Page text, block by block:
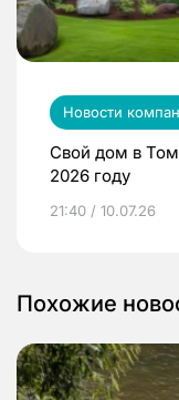
Новости
Свой дом в
2026 году
21:40 / 10.07.26
Похожие